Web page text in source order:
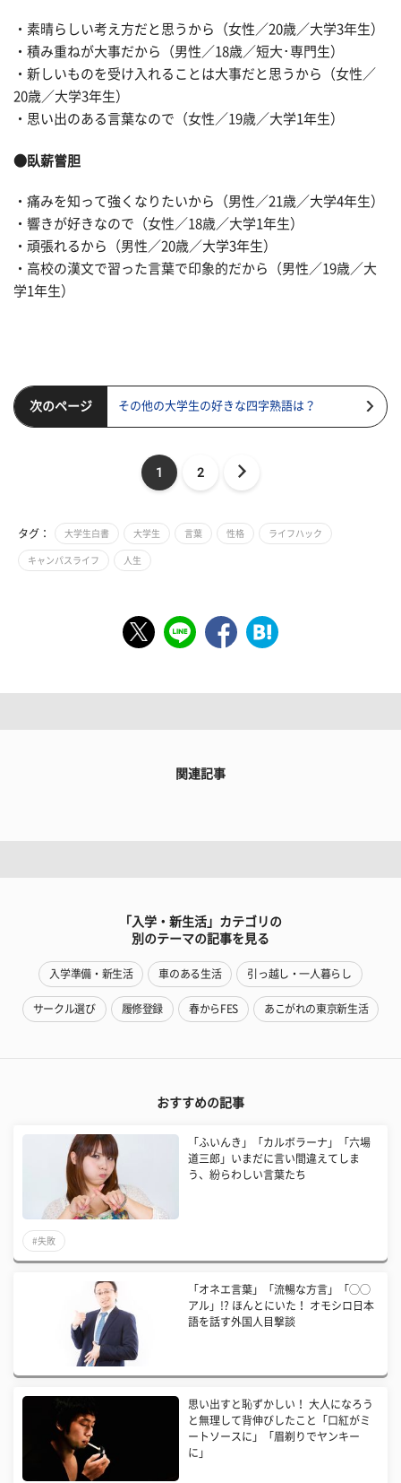
・素晴らしい考え方だと思うから（女性／20歳／大学3年生）
・積み重ねが大事だから（男性／18歳／短大･専門生）
・新しいものを受け入れることは大事だと思うから（女性／
20歳／大学3年生）
・思い出のある言葉なので（女性／19歳／大学1年生）
●臥薪嘗胆
・痛みを知って強くなりたいから（男性／21歳／大学4年生）
・響きが好きなので（女性／18歳／大学1年生）
・頑張れるから（男性／20歳／大学3年生）
・高校の漢文で習った言葉で印象的だから（男性／19歳／大
学1年生）
次のページ その他の大学生の好きな四字熟語は？
1 2
タグ： 大学生白書 大学生 言葉 性格 ライフハック
キャンパスライフ 人生
関連記事
「入学・新生活」カテゴリの
別のテーマの記事を見る
入学準備・新生活 車のある生活 引っ越し・一人暮らし
サークル選び 履修登録 春からFES あこがれの東京新生活
おすすめの記事
「ふいんき」「カルボラーナ」「六場
道三郎」いまだに言い間違えてしま
う、紛らわしい言葉たち
#失敗
「オネエ言葉」「流暢な方言」「◯◯
アル」!? ほんとにいた！ オモシロ日本
語を話す外国人目撃談
思い出すと恥ずかしい！ 大人になろう
と無理して背伸びしたこと「口紅がミ
ートソースに」「眉剃りでヤンキー
に」